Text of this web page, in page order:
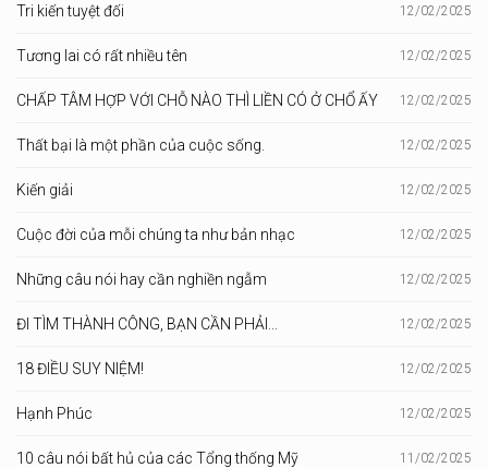
Tri kiến tuyệt đối 12/02/2025
Tương lai có rất nhiều tên 12/02/2025
CHẤP TÂM HỢP VỚI CHỖ NÀO THÌ LIỀN CÓ Ở CHỔ ẤY 12/02/2025
Thất bại là một phần của cuộc sống. 12/02/2025
Kiến giải 12/02/2025
Cuộc đời của mỗi chúng ta như bản nhạc 12/02/2025
Những câu nói hay cần nghiền ngẫm 12/02/2025
ĐI TÌM THÀNH CÔNG, BẠN CẦN PHẢI... 12/02/2025
18 ĐIỀU SUY NIỆM! 12/02/2025
Hạnh Phúc 12/02/2025
10 câu nói bất hủ của các Tổng thống Mỹ 11/02/2025